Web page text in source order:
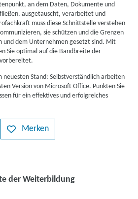
an dem Daten, Dokumente und
ausgetauscht, verarbeitet und
muss diese Schnittstelle verstehen
sie schützen und die Grenzen
und dem Unternehmen gesetzt sind. Mit
Sie optimal auf die Bandbreite der
Stand: Selbstverständlich arbeiten
Version von Microsoft Office. Punkten Sie
für ein effektives und erfolgreiches
Merken
der Weiterbildung